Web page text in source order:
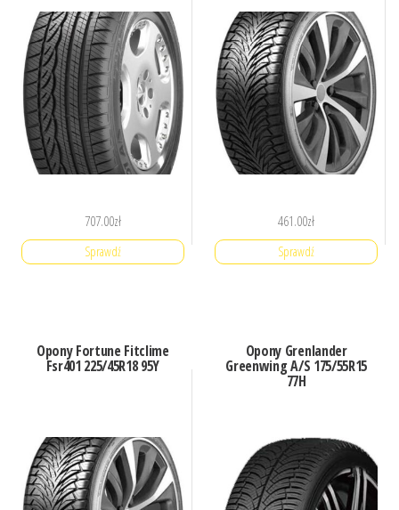
707.00zł
Sprawdź
461.00zł
Sprawdź
Opony Fortune Fitclime
Fsr401 225/45R18 95Y
Opony Grenlander
Greenwing A/S 175/55R15
77H